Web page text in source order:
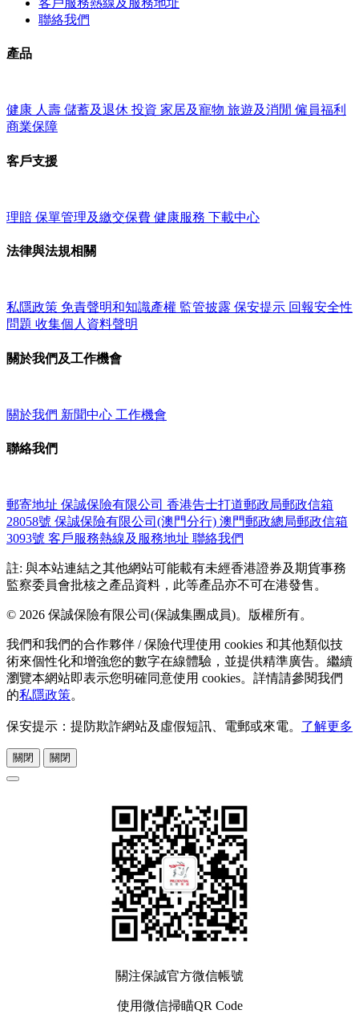
聯絡我們
產品
健康 人壽 儲蓄及退休 投資 家居及寵物 旅遊及消閒 僱員福利
商業保障
客戶支援
理賠 保單管理及繳交保費 健康服務 下載中心
法律與法規相關
私隱政策 免責聲明和知識產權 監管披露 保安提示 回報安全性
問題 收集個人資料聲明
關於我們及工作機會
關於我們 新聞中心 工作機會
聯絡我們
郵寄地址 保誠保險有限公司 香港告士打道郵政局郵政信箱
28058號 保誠保險有限公司(澳門分行) 澳門郵政總局郵政信箱
3093號 客戶服務熱線及服務地址 聯絡我們
註: 與本站連結之其他網站可能載有未經香港證券及期貨事務
監察委員會批核之產品資料，此等產品亦不可在港發售。
© 2026 保誠保險有限公司(保誠集團成員)。版權所有。
我們和我們的合作夥伴 / 保險代理使用 cookies 和其他類似技
術來個性化和增強您的數字在線體驗，並提供精準廣告。繼續
瀏覽本網站即表示您明確同意使用 cookies。詳情請參閱我們
的私隱政策。
保安提示：提防欺詐網站及虛假短訊、電郵或來電。 了解更多
關閉 關閉
關注保誠官方微信帳號
使用微信掃瞄QR Code